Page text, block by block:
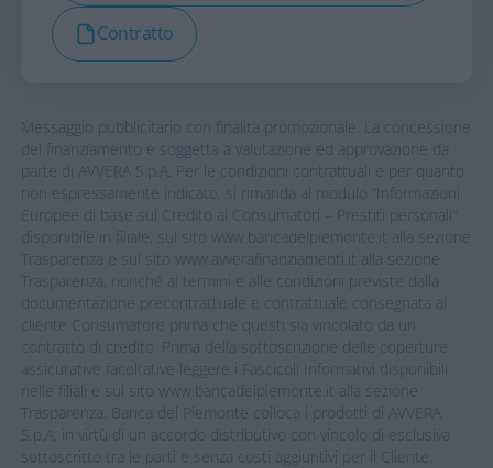
Contratto
Messaggio pubblicitario con finalità promozionale. La concessione
del finanziamento è soggetta a valutazione ed approvazione da
parte di AVVERA S.p.A. Per le condizioni contrattuali e per quanto
non espressamente indicato, si rimanda al modulo “Informazioni
Europee di base sul Credito ai Consumatori – Prestiti personali​”
disponibile in filiale, sul sito www.bancadelpiemonte.it alla sezione
Trasparenza e sul sito www.avverafinanziamenti.it alla sezione
Trasparenza, nonché ai termini e alle condizioni previste dalla
documentazione precontrattuale e contrattuale consegnata al
cliente Consumatore prima che questi sia vincolato da un
contratto di credito. Prima della sottoscrizione delle coperture
assicurative facoltative leggere i Fascicoli Informativi disponibili
nelle filiali e sul sito www.bancadelpiemonte.it alla sezione
Trasparenza. Banca del Piemonte colloca i prodotti di AVVERA
S.p.A. in virtù di un accordo distributivo con vincolo di esclusiva
sottoscritto tra le parti e senza costi aggiuntivi per il Cliente.